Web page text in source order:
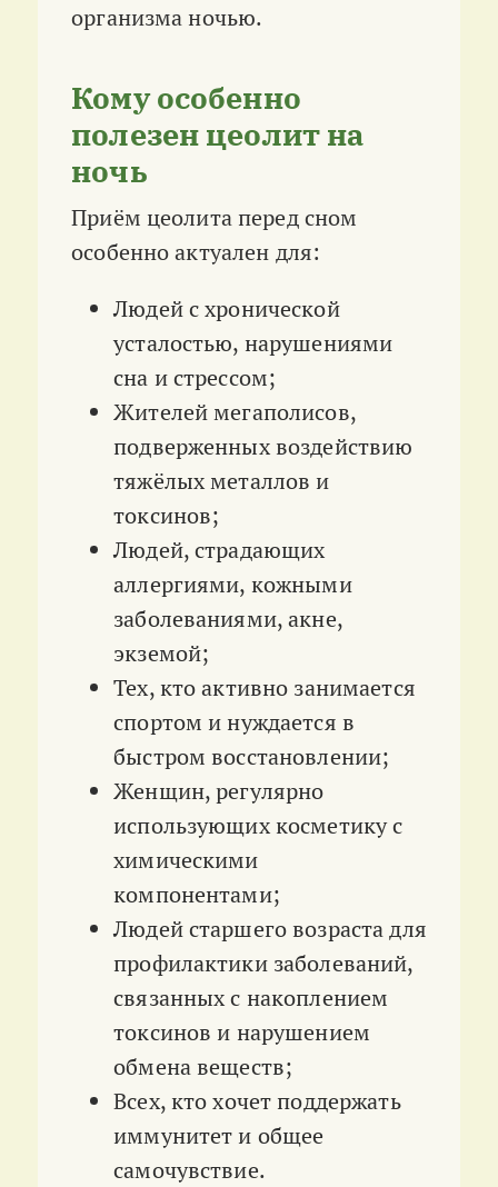
организма ночью.
Кому особенно
полезен цеолит на
ночь
Приём цеолита перед сном
особенно актуален для:
Людей с хронической
усталостью, нарушениями
сна и стрессом;
Жителей мегаполисов,
подверженных воздействию
тяжёлых металлов и
токсинов;
Людей, страдающих
аллергиями, кожными
заболеваниями, акне,
экземой;
Тех, кто активно занимается
спортом и нуждается в
быстром восстановлении;
Женщин, регулярно
использующих косметику с
химическими
компонентами;
Людей старшего возраста для
профилактики заболеваний,
связанных с накоплением
токсинов и нарушением
обмена веществ;
Всех, кто хочет поддержать
иммунитет и общее
самочувствие.